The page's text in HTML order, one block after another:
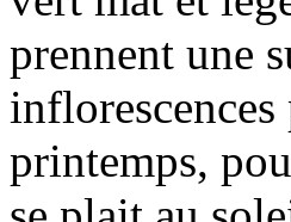
prennent une
inflorescences
printemps,